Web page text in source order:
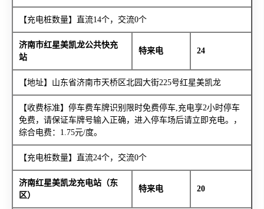
【充电桩数量】直流14个，交流0个
济南市红星美凯龙公共快充
站
特来电 24
【地址】山东省济南市天桥区北园大街225号红星美凯龙
【收费标准】停车费车牌识别限时免费停车,充电享2小时停车
免费，请保证车牌号输入正确，进入停车场后请立即充电。，
综合电费：1.75元/度。
【充电桩数量】直流24个，交流0个
济南红星美凯龙充电站（东
区）
特来电 20